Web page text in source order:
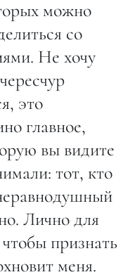
можно
со
Не хочу
это
главное,
вы видите
тот, кто
Лично для
признать
меня.